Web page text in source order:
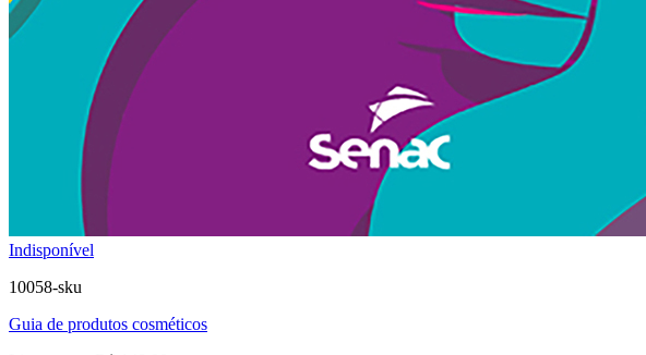
Indisponível
10058-sku
Guia de produtos cosméticos